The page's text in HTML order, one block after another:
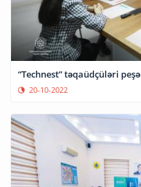
“Technest” təqaüdçüləri
20-10-2022